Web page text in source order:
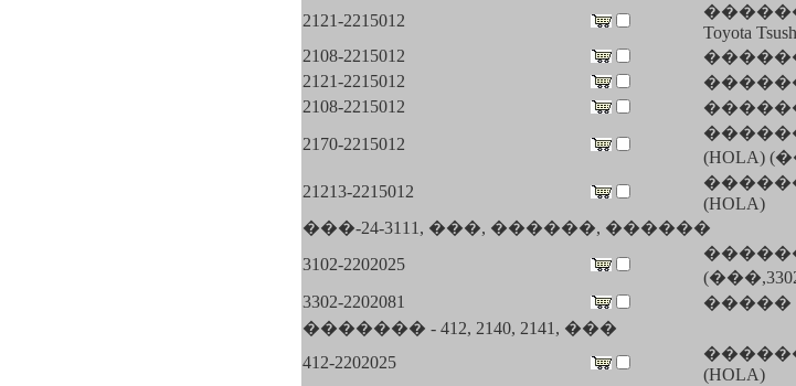
2121-2215012
������
Toyota
2108-2215012
������
2121-2215012
������
2108-2215012
������
2170-2215012
21213-2215012
������
(HOLA)
���-24-3111, ���, ������, ������
3102-2202025
3302-2202081
�����
������� - 412, 2140, 2141, ���
412-2202025
(HOLA)